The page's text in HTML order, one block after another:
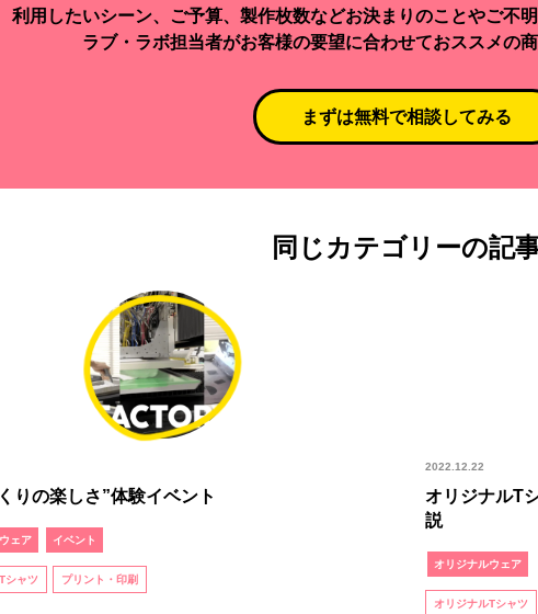
利用したいシーン、ご予算、製作枚数などお決まりのことやご不
ラブ・ラボ担当者がお客様の要望に合わせておススメの
まずは無料で相談してみる
同じカテゴリーの記
りの楽しさ”体験イベント
ェア イベント
シャツ プリント・印刷
2022.12.22
オリジナルT
説
オリジナルウェア
オリジナルTシャツ